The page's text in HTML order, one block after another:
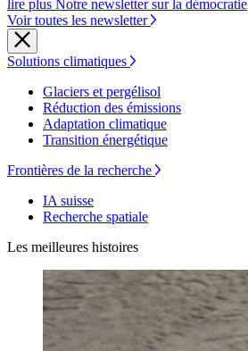
lire plus Notre newsletter sur la démocratie
Voir toutes les newsletter
Solutions climatiques
Glaciers et pergélisol
Réduction des émissions
Adaptation climatique
Transition énergétique
Frontières de la recherche
IA suisse
Recherche spatiale
Les meilleures histoires